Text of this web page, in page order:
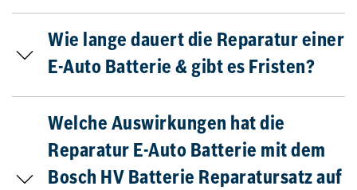
Wie lange dauert die Reparatur einer
E-Auto Batterie & gibt es Fristen?
Welche Auswirkungen hat die
Reparatur E-Auto Batterie mit dem
Bosch HV Batterie Reparatursatz auf